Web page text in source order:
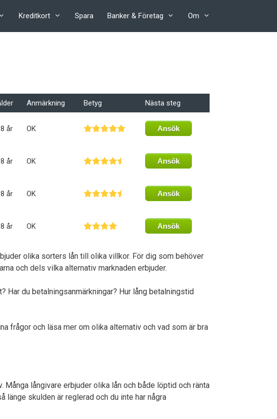
Kreditkort Spara Banker & Företag Om
Anmärkning Betyg Nästa steg
år OK Ansök
år OK Ansök
år OK Ansök
år OK Ansök
olika sorters lån till olika villkor. För dig som behöver
och dels vilka alternativ marknaden erbjuder.
Har du betalningsanmärkningar? Hur lång betalningstid
frågor och läsa mer om olika alternativ och vad som är bra
långivare erbjuder olika lån och både löptid och ränta
länge skulden är reglerad och du inte har några